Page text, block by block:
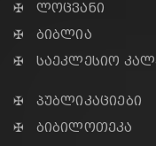
✠ ლოცვანი
✠ ბიბლია
✠ საეკლესიო
✠ პუბლიკაციები
✠ ბიბილოთეკა